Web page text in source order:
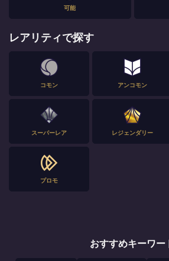
可能
レアリティで探す
コモン アンコモン
スーパーレア レジェンダリー
プロモ
おすすめキーワー